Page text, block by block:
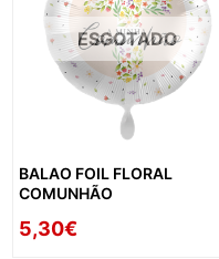
ESGOTADO
BALAO FOIL FLORAL
COMUNHÃO
5,30€